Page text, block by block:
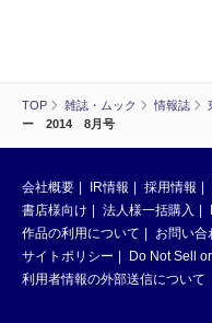
TOP 雑誌・ムック 情報誌
ー 2014 8月号
会社概要 IR情報 採用情報
書店様向け
法人様一括購入
作品の利用について
お問い合
サイトポリシー
Do Not Sell
利用者情報の外部送信について